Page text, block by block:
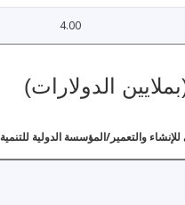
4.00
الدولارات)
للإنشاء والتعمير/المؤسسة الدولية للتنمية